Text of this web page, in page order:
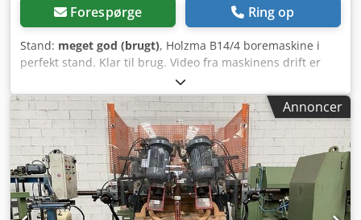
Forespørge Ring op
Stand: meget god (brugt), Holzma B14/4 boremaskine i
perfekt stand. Klar til brug. Video fra maskinens drift er
tilgængelig. Crodpfoxyxgtsx Agmef
Annoncer